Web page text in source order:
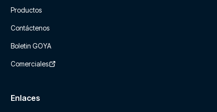
Productos
Contáctenos
Boletin GOYA
Comerciales
Enlaces